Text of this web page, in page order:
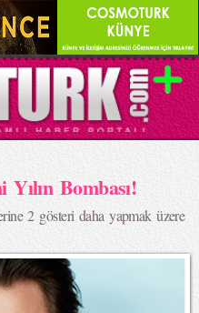
Bombası!
2 gösteri daha yapmak üzere